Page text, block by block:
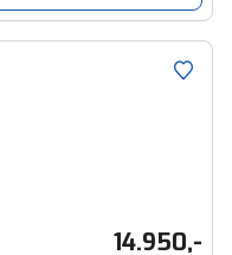
14.950,-